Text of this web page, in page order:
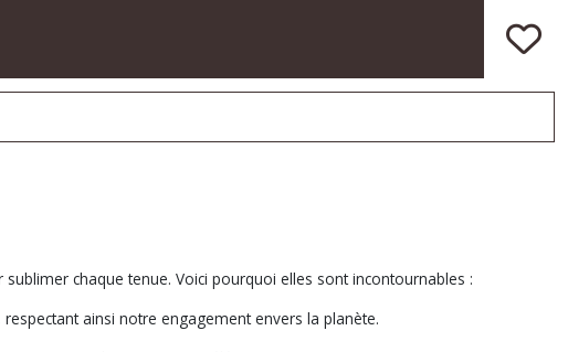
chaque tenue. Voici pourquoi elles sont incontournables :
ainsi notre engagement envers la planète.